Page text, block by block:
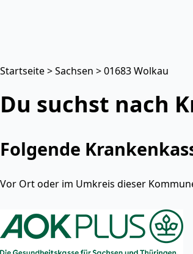
Startseite>Sachsen > 01683 Wolkau
Du suchst nach
Folgende
Vor Ort oder im Umkreis dieser